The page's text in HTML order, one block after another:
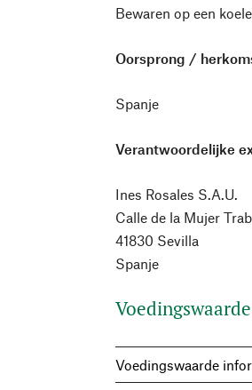
Bewaren op een
Oorsprong /
Spanje
Verantwoordelijke
Ines Rosales S.A.U.
Calle de la Mujer
41830 Sevilla
Spanje
Voedingswaarde